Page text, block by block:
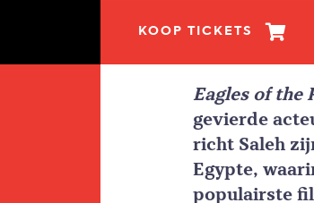
KOOP TICKETS
Eagles of the
gevierde
richt Saleh
Egypte,
populairste